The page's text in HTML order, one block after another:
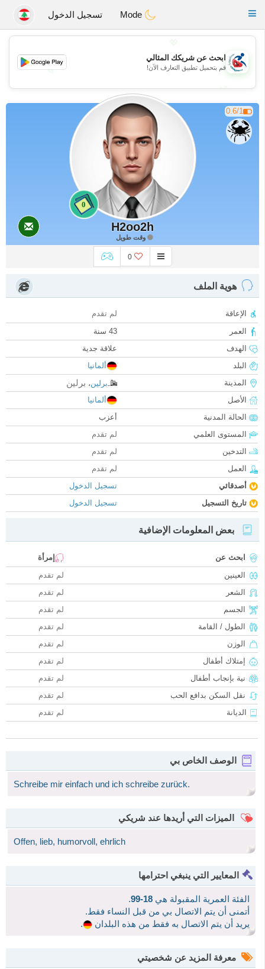
Handi Space
Toggle
تسجيل الدخول
💖
💕
💕
ابحث عن شريكك المثالي
قم بتحميل تطبيق التعارف الآن!
0.6/1
0
H2oo2h
وقت طويل
0
هوية الملف
الإعاقة
لم تقدم
العمر
43 سنة
الهدف
علاقة جدية
البلد
ألمانيا
المدينة
برلين، برلين
الأصل
ألمانيا
الحالة المدنية
أعزب
المستوى العلمي
لم تقدم
التدخين
لم تقدم
العمل
لم تقدم
أصدقائي
تسجيل الدخول
تاريخ التسجيل
تسجيل الدخول
بعض المعلومات الإضافية
ابحث عن
إمرأة
العينين
لم تقدم
الشعر
لم تقدم
الجسم
لم تقدم
الطول / القامة
لم تقدم
الوزن
لم تقدم
إمتلاك أطفال
لم تقدم
نية بإنجاب أطفال
لم تقدم
نقل السكن بدافع الحب
لم تقدم
الديانة
لم تقدم
الوصف الخاص بي
Schreibe mir einfach und ich schreibe zurück.
الميزات التي أريدها عند شريكي
Offen, lieb, humorvoll, ehrlich
المعايير التي ينبغي احترامها
الفئة العمرية المقبولة هي 18-99
.
أتمنى أن يتم الاتصال بي من قبل النساء فقط.
يريد أن يتم الاتصال به فقط من هذه البلدان
.
معرفة المزيد عن شخصيتي